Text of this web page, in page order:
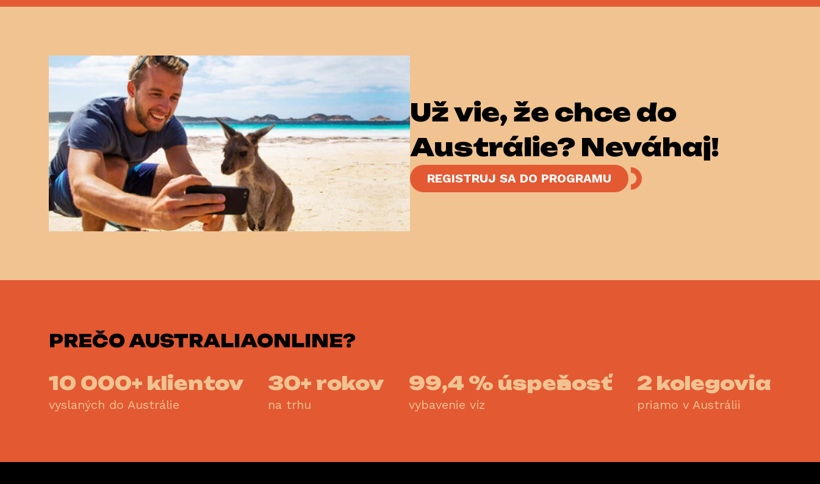
Už vieš, že chceš do
Austrálie? Neváhaj!
REGISTRUJ SA DO PROGRAMU
PREČOAUSTRALIAONLINE?
10 000+ klientov
vyslaných do Austrálie
30+ rokov
na trhu
99,4 % úspešnosť
vybavenie víz
2 kolegovia
priamo v Austrálii